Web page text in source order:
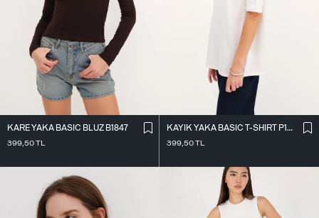
KARE YAKA BASIC BLUZ B1847
399,50TL
KAYIK YAKA BASIC T-SHIRT P1822
399,50TL